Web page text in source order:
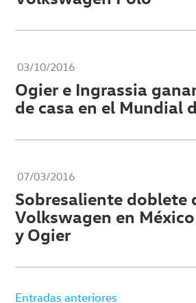
03/10/2016
Ogier e Ingrassia
de casa en el Mundial
07/03/2016
Sobresaliente doblete
Volkswagen en
y Ogier
Navegación
Entradas anteriores